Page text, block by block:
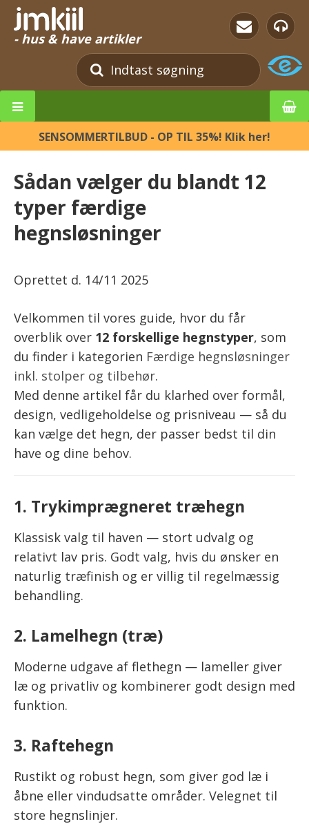
- hus & have artikler
SENSOMMERTILBUD - OP TIL 35%! Klik her!
Sådan vælger du blandt 12
typer færdige
hegnsløsninger
Oprettet d. 14/11 2025
Velkommen til vores guide, hvor du får
overblik over 12 forskellige hegnstyper, som
du finder i kategorien Færdige hegnsløsninger
inkl. stolper og tilbehør.
Med denne artikel får du klarhed over formål,
design, vedligeholdelse og prisniveau — så du
kan vælge det hegn, der passer bedst til din
have og dine behov.
1. Trykimprægneret træhegn
Klassisk valg til haven — stort udvalg og
relativt lav pris. Godt valg, hvis du ønsker en
naturlig træfinish og er villig til regelmæssig
behandling.
2. Lamelhegn (træ)
Moderne udgave af flethegn — lameller giver
læ og privatliv og kombinerer godt design med
funktion.
3. Raftehegn
Rustikt og robust hegn, som giver god læ i
åbne eller vindudsatte områder. Velegnet til
store hegnslinjer.